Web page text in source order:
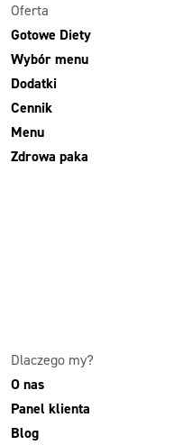
Oferta
Gotowe Diety
Wybór menu
Dodatki
Cennik
Menu
Zdrowa paka
Dlaczego my?
O nas
Panel klienta
Blog